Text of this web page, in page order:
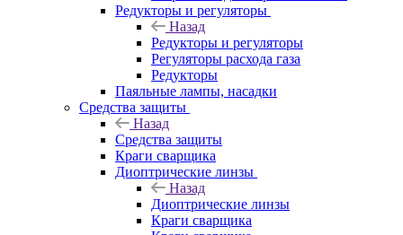
Редукторы и регуляторы
Назад
Редукторы и регуляторы
Регуляторы расхода газа
Редукторы
Паяльные лампы, насадки
Средства защиты
Назад
Средства защиты
Краги сварщика
Диоптрические линзы
Назад
Диоптрические линзы
Краги сварщика